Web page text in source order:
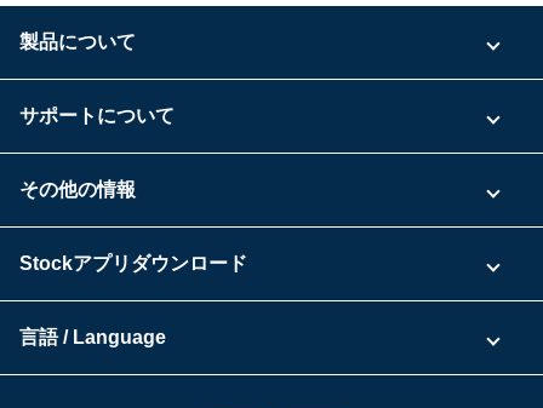
製品について
具体的な活用事例
セキュリティ
資料ダウンロード
サポートについて
よくある質問
その他の情報
Stock公式ブログ
Stockアプリダウンロード
iPhoneアプリ
言語 / Language